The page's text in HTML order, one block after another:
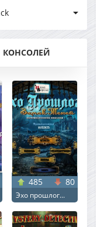
КОНСОЛЕЙ
485 80
Эхо прошлог...